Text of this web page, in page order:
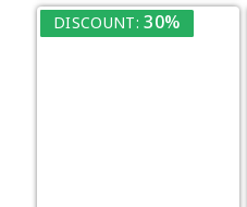
DISCOUNT: 30%